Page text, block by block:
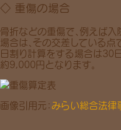
◇ 重傷の場合
骨折などの重傷で、例えば
場合は、その交差している点
日割り計算をする場合は30日
約9,000円となります。
画像引用元： みらい総合法律